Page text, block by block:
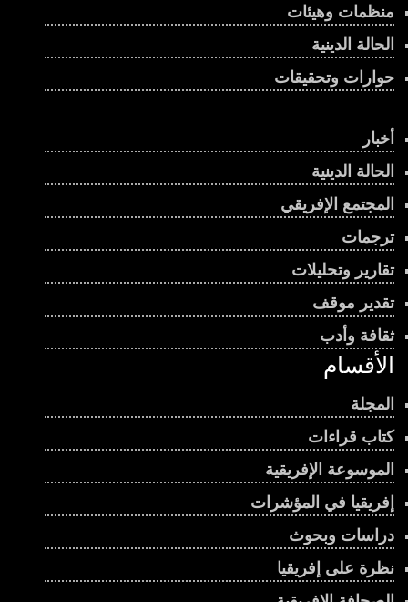
منظمات وهيئات
الحالة الدينية
حوارات وتحقيقات
أخبار
الحالة الدينية
المجتمع الإفريقي
ترجمات
تقارير وتحليلات
تقدير موقف
ثقافة وأدب
الأقسام
المجلة
كتاب قراءات
الموسوعة الإفريقية
إفريقيا في المؤشرات
دراسات وبحوث
نظرة على إفريقيا